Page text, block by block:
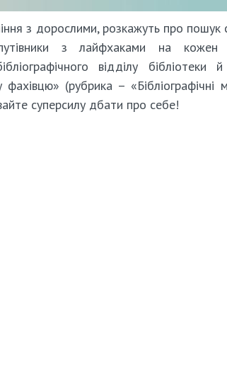
з дорослими, розкажуть про
путівники з лайфхаками на кожен
відділу
фахівцю» (рубрика –
суперсилу дбати про себе!